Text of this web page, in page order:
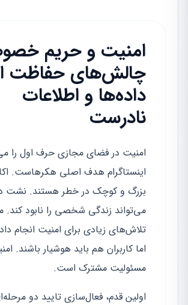
امنیت و حریم
چالش‌های حفاظت
داده‌ها و اطلاعات
نادرست
امنیت در فضای مجازی حرف اول را
اینستاگرام هدف اصلی هکرهاست.
بزرگ و کوچک در خطر هستند. نشت
می‌تواند زندگی شخصی را نابود کند.
تلاش‌های زیادی برای امنیت انجام
اما کاربران هم باید هوشیار باشند.
مسئولیت مشترک است.
اولین قدم، فعال‌سازی تایید دو